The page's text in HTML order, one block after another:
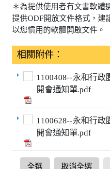
＊為提供使用者有文書軟體
提供ODF開放文件格式，建
以您慣用的軟體開啟文件。
相關附件：
1100408--永和行政
開會通知單.pdf
1100628--永和行政
開會通知單.pdf
全選 取消全選